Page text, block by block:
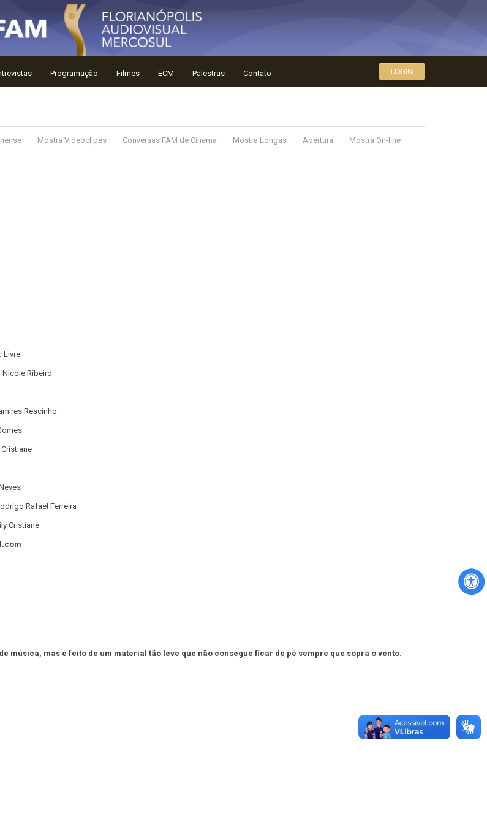
Programação Filmes ECM Palestras Contato LOGIN
Mostra Videoclipes Conversas FAM de Cinema Mostra Longas Abertura Mostra On-line
Livre
Nicole Ribeiro
Rescinho
Rafael Ferreira
Cristiane
música, mas é feito de um material tão leve que não consegue ficar de pé sempre que sopra o vento.